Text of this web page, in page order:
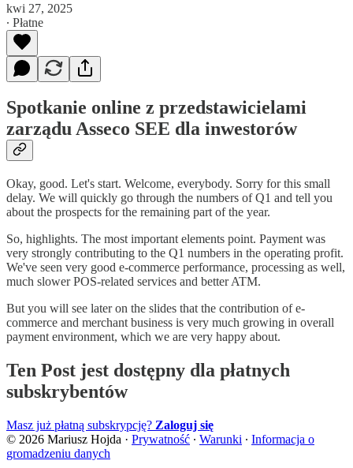
kwi 27, 2025
∙ Płatne
Spotkanie online z przedstawicielami
zarządu Asseco SEE dla inwestorów
Okay, good. Let's start. Welcome, everybody. Sorry for this small
delay. We will quickly go through the numbers of Q1 and tell you
about the prospects for the remaining part of the year.
So, highlights. The most important elements point. Payment was
very strongly contributing to the Q1 numbers in the operating profit.
We've seen very good e-commerce performance, processing as well,
much slower POS-related services and better ATM.
But you will see later on the slides that the contribution of e-
commerce and merchant business is very much growing in overall
payment environment, which we are very happy about.
Ten Post jest dostępny dla płatnych
subskrybentów
Masz już płatną subskrypcję? Zaloguj się
© 2026 Mariusz Hojda · Prywatność ∙ Warunki ∙ Informacja o
gromadzeniu danych